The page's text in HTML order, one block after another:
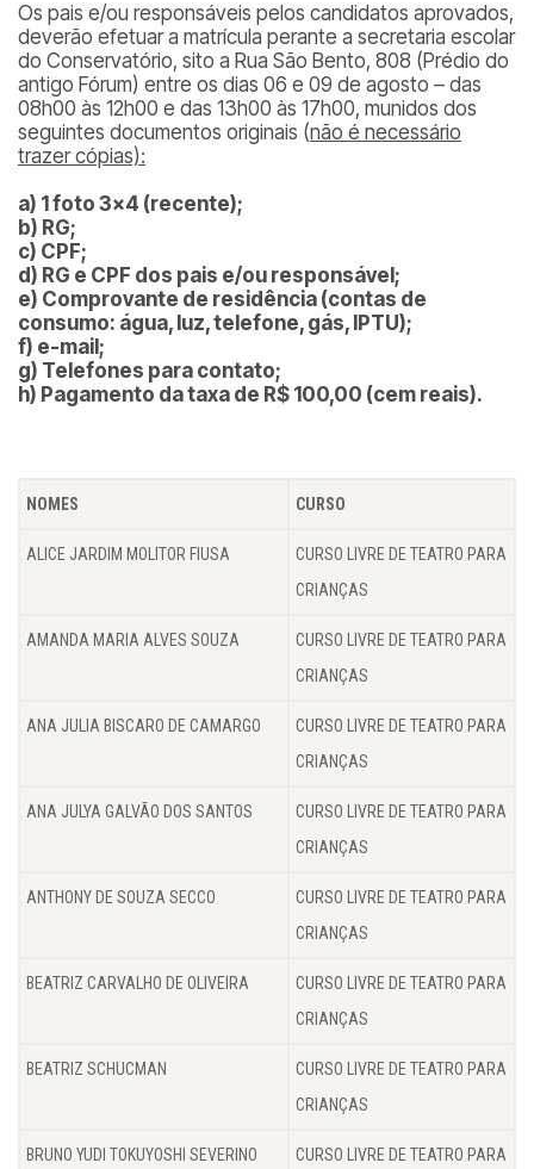
Os pais e/ou responsáveis pelos candidatos aprovados,
deverão efetuar a matrícula perante a secretaria escolar
do Conservatório, sito a Rua São Bento, 808 (Prédio do
antigo Fórum) entre os dias 06 e 09 de agosto – das
08h00 às 12h00 e das 13h00 às 17h00, munidos dos
seguintes documentos originais (não é necessário
trazer cópias):
a) 1 foto 3×4 (recente);
b) RG;
c) CPF;
d) RG e CPF dos pais e/ou responsável;
e) Comprovante de residência (contas de
consumo: água, luz, telefone, gás, IPTU);
f) e-mail;
g) Telefones para contato;
h) Pagamento da taxa de R$ 100,00 (cem reais).
NOMES CURSO
ALICE JARDIM MOLITOR FIUSA
CURSO LIVRE DE TEATRO PARA
CRIANÇAS
AMANDA MARIA ALVES SOUZA
CURSO LIVRE DE TEATRO PARA
CRIANÇAS
ANA JULIA BISCARO DE CAMARGO
CURSO LIVRE DE TEATRO PARA
CRIANÇAS
ANA JULYA GALVÃO DOS SANTOS
CURSO LIVRE DE TEATRO PARA
CRIANÇAS
ANTHONY DE SOUZA SECCO
CURSO LIVRE DE TEATRO PARA
CRIANÇAS
BEATRIZ CARVALHO DE OLIVEIRA
CURSO LIVRE DE TEATRO PARA
CRIANÇAS
BEATRIZ SCHUCMAN
CURSO LIVRE DE TEATRO PARA
CRIANÇAS
BRUNO YUDI TOKUYOSHI SEVERINO
CURSO LIVRE DE TEATRO PARA